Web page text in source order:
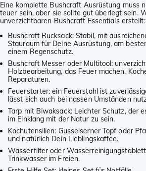
Eine komplette Bushcraft Ausrüstung muss
teuer sein, aber sie sollte gut überlegt sein.
unverzichtbaren Bushcraft Essentials erstellt:
Bushcraft Rucksack: Stabil, mit
Stauraum für Deine Ausrüstung, am
einem Regenschutz.
Bushcraft Messer oder Multitool:
Holzbearbeitung, das Feuer machen,
Reparaturen.
Feuerstarter: ein Feuerstahl ist
lässt sich auch bei nassen Umständen
Tarp mit Biwaksack: Leichter Schutz, der
im Einklang mit der Natur zu sein.
Kochutensilien: Gusseiserner Topf oder
und natürlich Dein Lieblingskaffee.
Wasserfilter oder
Trinkwasser im Freien.